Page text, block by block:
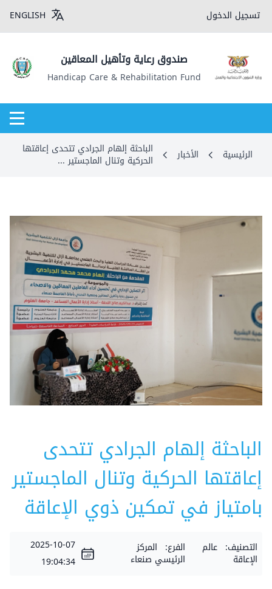
تسجيل الدخول ENGLISH
صندوق رعاية وتأهيل المعاقين
Handicap Care & Rehabilitation Fund
الرئيسية الأخبار الباحثة إلهام الجرادي تتحدى إعاقتها
الحركية وتنال الماجستير ...
الباحثة إلهام الجرادي تتحدى
إعاقتها الحركية وتنال الماجستير
بامتياز في تمكين ذوي الإعاقة
التصنيف: عالم
الإعاقة
الفرع: المركز
الرئيسي صنعاء
2025-10-07
19:04:34